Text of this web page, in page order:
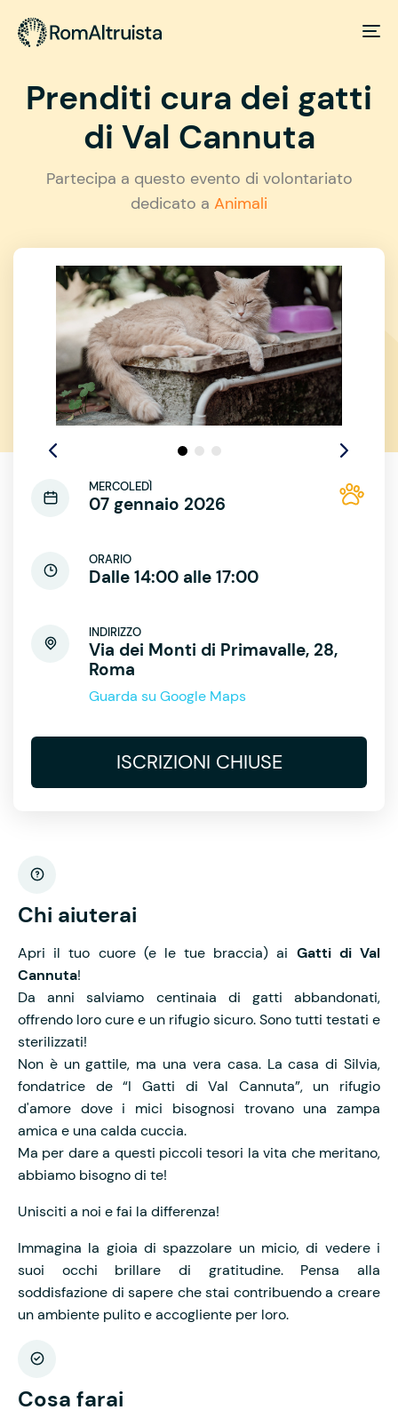
Prenditi cura dei gatti
di Val Cannuta
Partecipa a questo evento di volontariato
dedicato a Animali
MERCOLEDÌ
07 gennaio 2026
ORARIO
Dalle 14:00 alle 17:00
INDIRIZZO
Via dei Monti di Primavalle, 28,
Roma
Guarda su Google Maps
ISCRIZIONI CHIUSE
Chi aiuterai
Apri il tuo cuore (e le tue braccia) ai Gatti di Val
Cannuta!
Da anni salviamo centinaia di gatti abbandonati,
offrendo loro cure e un rifugio sicuro. Sono tutti testati e
sterilizzati!
Non è un gattile, ma una vera casa. La casa di Silvia,
fondatrice de “I Gatti di Val Cannuta”, un rifugio
d'amore dove i mici bisognosi trovano una zampa
amica e una calda cuccia.
Ma per dare a questi piccoli tesori la vita che meritano,
abbiamo bisogno di te!
Unisciti a noi e fai la differenza!
Immagina la gioia di spazzolare un micio, di vedere i
suoi occhi brillare di gratitudine. Pensa alla
soddisfazione di sapere che stai contribuendo a creare
un ambiente pulito e accogliente per loro.
Cosa farai